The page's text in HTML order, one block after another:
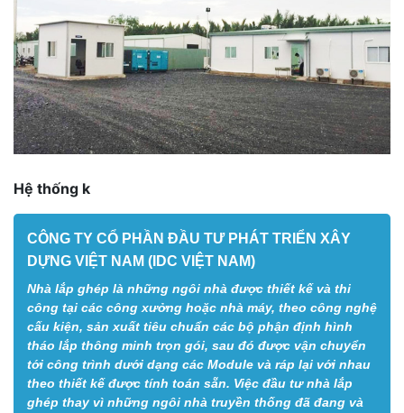
Hệ thống k
CÔNG TY CỔ PHẦN ĐẦU TƯ PHÁT TRIỂN XÂY
DỰNG VIỆT NAM (IDC VIỆT NAM)
Nhà lắp ghép là những ngôi nhà được thiết kế và thi
công tại các công xưởng hoặc nhà máy, theo công nghệ
cấu kiện, sản xuất tiêu chuẩn các bộ phận định hình
tháo lắp thông minh trọn gói, sau đó được vận chuyển
tới công trình dưới dạng các Module và ráp lại với nhau
theo thiết kế được tính toán sẵn. Việc đầu tư nhà lắp
ghép thay vì những ngôi nhà truyền thống đã đang và